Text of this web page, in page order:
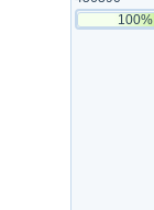
100%